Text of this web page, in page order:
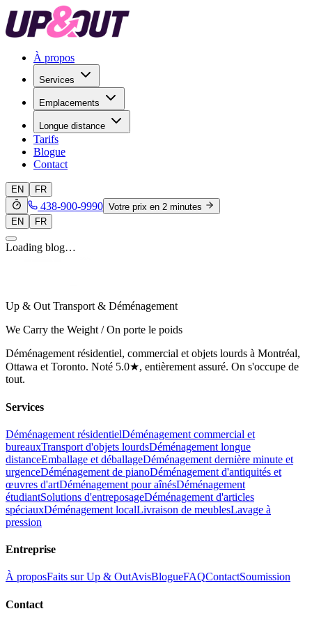
À propos
Services
Emplacements
Longue distance
Tarifs
Blogue
Contact
EN FR
438-900-9990 Votre prix en 2 minutes
EN
FR
Loading blog…
Up & Out Transport & Déménagement
We Carry the Weight / On porte le poids
Déménagement résidentiel, commercial et objets lourds à Montréal,
Ottawa et Toronto. Noté 5.0★, entièrement assuré. On s'occupe de
tout.
Services
Déménagement résidentielDéménagement commercial et
bureauxTransport d'objets lourdsDéménagement longue
distanceEmballage et déballageDéménagement dernière minute et
urgenceDéménagement de pianoDéménagement d'antiquités et
œuvres d'artDéménagement pour aînésDéménagement
étudiantSolutions d'entreposageDéménagement d'articles
spéciauxDéménagement localLivraison de meublesLavage à
pression
Entreprise
À proposFaits sur Up & OutAvisBlogueFAQContactSoumission
Contact